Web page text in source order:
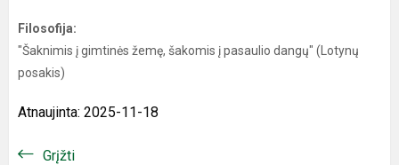
Filosofija:
"Šaknimis į gimtinės žemę, šakomis į pasaulio dangų" (Lotynų
posakis)
Atnaujinta: 2025-11-18
Grįžti